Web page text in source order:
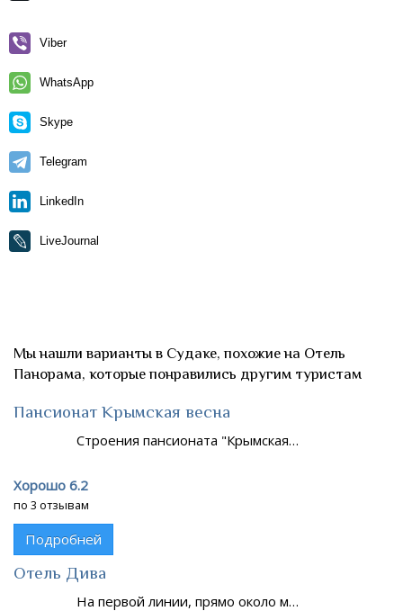
Viber
WhatsApp
Skype
Telegram
LinkedIn
LiveJournal
Мы нашли варианты в Судаке, похожие на Отель
Панорама, которые понравились другим туристам
Пансионат Крымская весна
Строения пансионата "Крымская…
Хорошо 6.2
по 3 отзывам
Подробней
Отель Дива
На первой линии, прямо около м…